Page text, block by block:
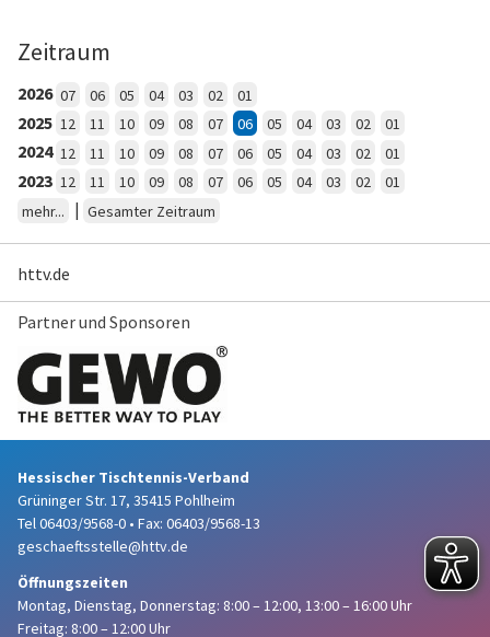
Zeitraum
2026 07 06 05 04 03 02 01
2025 12 11 10 09 08 07 06 05 04 03 02 01
2024 12 11 10 09 08 07 06 05 04 03 02 01
2023 12 11 10 09 08 07 06 05 04 03 02
01
mehr...
| Gesamter Zeitraum
httv.de
Partner und Sponsoren
Hessischer Tischtennis-Verband
Grüninger Str. 17, 35415 Pohlheim
Tel 06403/9568-0 • Fax: 06403/9568-13
geschaeftsstelle@httv.de
Öffnungszeiten
Montag, Dienstag, Donnerstag: 8:00 – 12:00, 13:00 – 16:00 Uhr
Freitag: 8:00 – 12:00 Uhr